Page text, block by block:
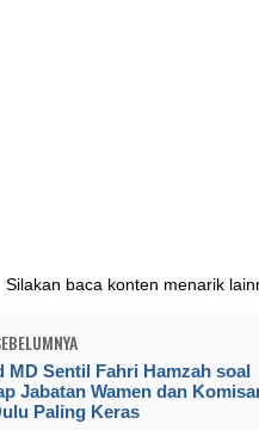
Silakan baca konten menarik
MD Sentil Fahri Hamzah soal
Jabatan Wamen dan
Paling Keras